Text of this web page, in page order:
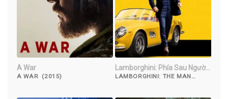
A War
A WAR (2015)
Lamborghini: Phía Sau Người
Đàn Ông Huyền Thoại
LAMBORGHINI: THE MAN